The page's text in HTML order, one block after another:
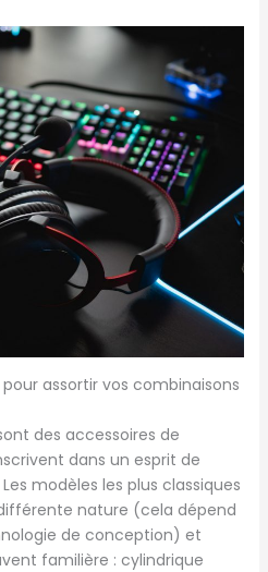
assortir vos combinaisons
des accessoires de
dans un esprit de
modèles les plus classiques
nature (cela dépend
de conception) et
familière : cylindrique